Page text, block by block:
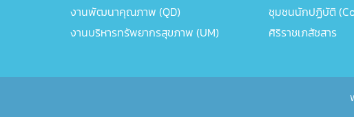
งานพัฒนาคุณภาพ (QD)
งานบริหารทรัพยากรสุขภาพ (UM)
ชุมชนนักปฏิบัติ
ศิริราชเภสัชสาร